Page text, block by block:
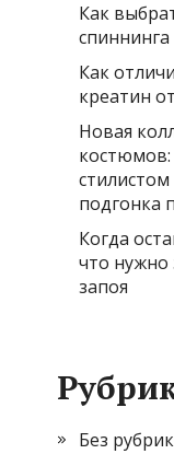
Как
спиннинга
Как
креатин
Новая
подгонка
Когда
что нужно
запоя
Без